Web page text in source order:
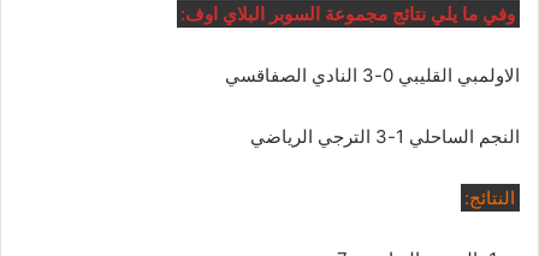
وفي ما يلي نتائج مجموعة السوبر البلاي اوف:
الاولمبي القليبي 0-3 النادي الصفاقسي
النجم الساحلي 1-3 الترجي الرياضي
النتائج: